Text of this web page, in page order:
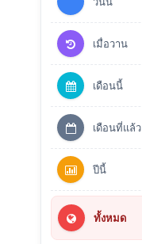
เมื่อวาน
เดือนนี้
เดือนที่แล้ว
ปีนี้
ทั้งหมด